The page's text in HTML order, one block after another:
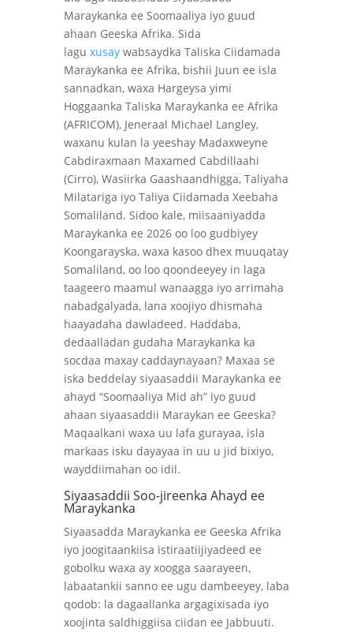
Maraykanka ee Soomaaliya iyo guud
ahaan Geeska Afrika. Sida
lagu xusaywabsaydka Taliska Ciidamada
Maraykanka ee Afrika, bishii Juun ee isla
sannadkan, waxa Hargeysa yimi
Hoggaanka Taliska Maraykanka ee Afrika
(AFRICOM), Jeneraal Michael Langley,
waxanu kulan la yeeshay Madaxweyne
Cabdiraxmaan Maxamed Cabdillaahi
(Cirro), Wasiirka Gaashaandhigga, Taliyaha
Milatariga iyo Taliya Ciidamada Xeebaha
Somaliland. Sidoo kale, miisaaniyadda
Maraykanka ee 2026 oo loo gudbiyey
Koongarayska, waxa kasoo dhex muuqatay
Somaliland, oo loo qoondeeyey in laga
taageero maamul wanaagga iyo arrimaha
nabadgalyada, lana xoojiyo dhismaha
haayadaha dawladeed. Haddaba,
dedaalladan gudaha Maraykanka ka
socdaa maxay caddaynayaan? Maxaa se
iska beddelay siyaasaddii Maraykanka ee
ahayd “Soomaaliya Mid ah” iyo guud
ahaan siyaasaddii Maraykan ee Geeska?
Maqaalkani waxa uu lafa gurayaa, isla
markaas isku dayayaa in uu u jid bixiyo,
wayddiimahan oo idil.
Siyaasaddii Soo-jireenka Ahayd ee
Maraykanka
Siyaasadda Maraykanka ee Geeska Afrika
iyo joogitaankiisa istiraatiijiyadeed ee
gobolku waxa ay xoogga saarayeen,
labaatankii sanno ee ugu dambeeyey, laba
qodob: la dagaallanka argagixisada iyo
xoojinta saldhiggiisa ciidan ee Jabbuuti.